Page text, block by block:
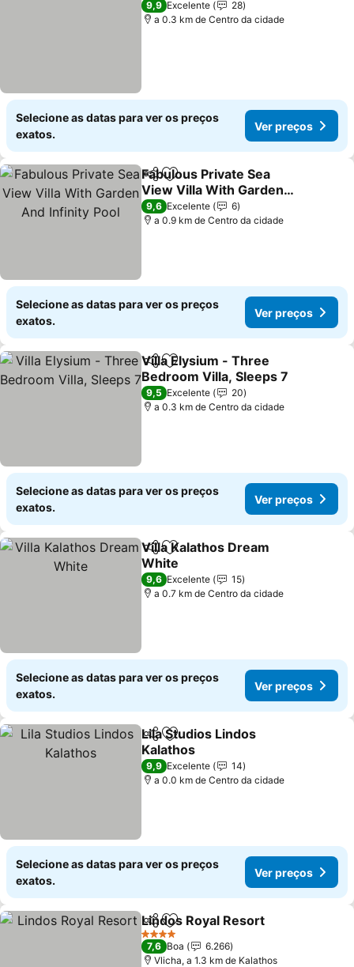
9,9 Excelente
28
a 0.3 km de Centro da cidade
Selecione as datas para ver os preços
exatos.
Ver preços
PartilharAdicionar aos favoritos
Fabulous Private Sea
View Villa With Garden
And Infinity Pool
9,6 Excelente
6
a 0.9 km de Centro da cidade
Selecione as datas para ver os preços
exatos.
Ver preços
PartilharAdicionar aos favoritos
Villa Elysium - Three
Bedroom Villa, Sleeps 7
9,5 Excelente
20
a 0.3 km de Centro da cidade
Selecione as datas para ver os preços
exatos.
Ver preços
PartilharAdicionar aos favoritos
Villa Kalathos Dream
White
9,6 Excelente
15
a 0.7 km de Centro da cidade
Selecione as datas para ver os preços
exatos.
Ver preços
PartilharAdicionar aos favoritos
Lila Studios Lindos
Kalathos
9,9 Excelente
14
a 0.0 km de Centro da cidade
Selecione as datas para ver os preços
exatos.
Ver preços
PartilharAdicionar aos favoritos
Lindos Royal Resort
4 Estrelas
7,6 Boa
6.266
Vlicha, a 1.3 km de Kalathos